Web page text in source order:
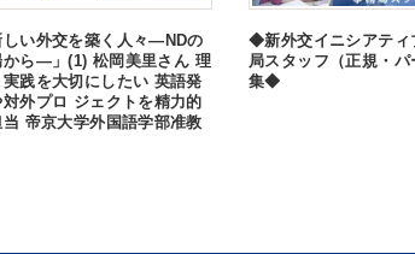
しい外交を築く人々―NDの
から―」(1) 松岡美里さん 理
実践を大切にしたい 英語発
対外プロ ジェクトを精力的
当 帝京大学外国語学部准教
◆新外交イニシアティ
局スタッフ（正規・パ
集◆